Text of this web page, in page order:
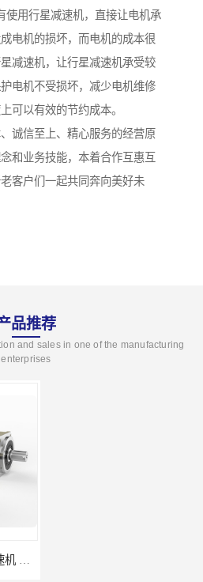
使用行星减速机，直接让电机承
电机的损坏，而电机的成本很
减速机，让行星减速机承受较
电机不受损坏，减少电机维修
可以有效的节约成本。
诚信至上、精心服务的经营原
和业务技能，本着合作互惠互
客户们一起共同奔向美好未
品推荐
and sales in one of the manufacturing
enterprises
PLF60-35-S2-P2 行星减速机 伺服减速机 步进减速机